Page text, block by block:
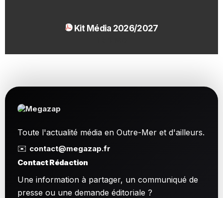
Kit Média 2026/2027
Toute l'actualité média en Outre-Mer et d'ailleurs.
✉️ contact@megazap.fr
Contact Rédaction
Une information à partager, un communiqué de
presse ou une demande éditoriale ?